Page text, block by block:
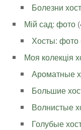
Болезни
Мій сад: фото
Хосты: фото
Моя колекція
Ароматные
Большие
Волнистые
Голубые